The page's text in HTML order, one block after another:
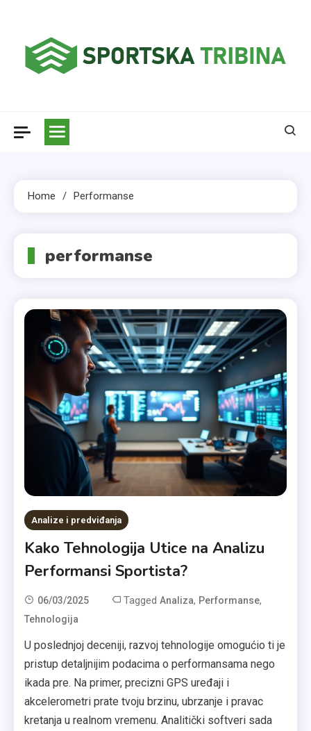
content
Home Performanse
performanse
Analize i predviđanja
Kako Tehnologija Utice na Analizu
Performansi Sportista?
06/03/2025 TaggedAnaliza, Performanse,
Tehnologija
U poslednjoj deceniji, razvoj tehnologije omogućio ti je
pristup detaljnijim podacima o performansama nego
ikada pre. Na primer, precizni GPS uređaji i
akcelerometri prate tvoju brzinu, ubrzanje i pravac
kretanja u realnom vremenu. Analitički softveri sada